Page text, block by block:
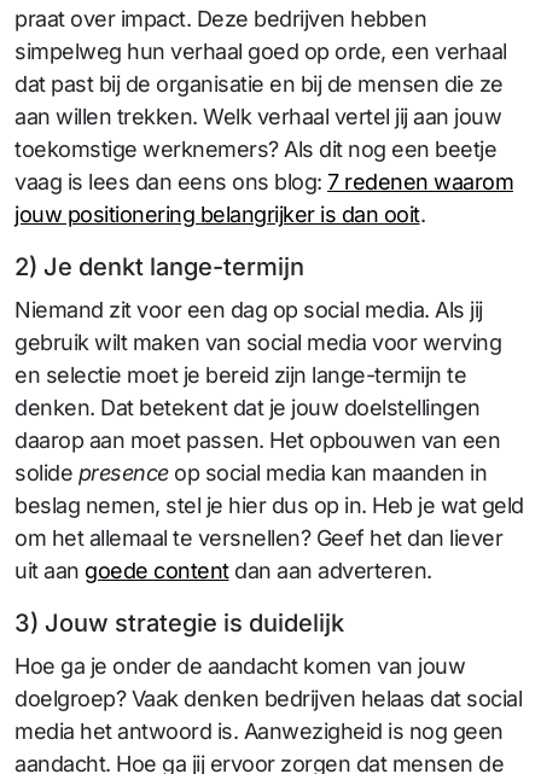
praat over impact. Deze bedrijven hebben
simpelweg hun verhaal goed op orde, een verhaal
dat past bij de organisatie en bij de mensen die ze
aan willen trekken. Welk verhaal vertel jij aan jouw
toekomstige werknemers? Als dit nog een beetje
vaag is lees dan eens ons blog: 7 redenen waarom
jouw positionering belangrijker is dan ooit.
2) Je denkt lange-termijn
Niemand zit voor een dag op social media. Als jij
gebruik wilt maken van social media voor werving
en selectie moet je bereid zijn lange-termijn te
denken. Dat betekent dat je jouw doelstellingen
daarop aan moet passen. Het opbouwen van een
solide presenceop social media kan maanden in
beslag nemen, stel je hier dus op in. Heb je wat geld
om het allemaal te versnellen? Geef het dan liever
uit aan goede contentdan aan adverteren.
3) Jouw strategie is duidelijk
Hoe ga je onder de aandacht komen van jouw
doelgroep? Vaak denken bedrijven helaas dat social
media het antwoord is. Aanwezigheid is nog geen
aandacht. Hoe ga jij ervoor zorgen dat mensen de